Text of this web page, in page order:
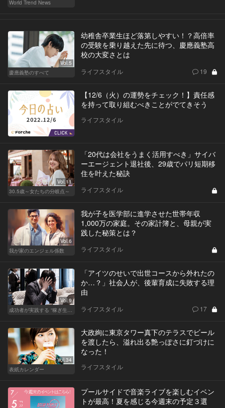
World Trend News
Vol.5
慶應義塾のすべて
幼稚舎卒業生ほど落第しやすい！？高倍率
の受験を乗り越えた先に待つ、慶應義塾高
校の大変さとは
ライフスタイル 19
【12/6（火）の運勢をチェック！】責任感
を持って取り組むべきことがでてきそう
ライフスタイル
Vol.11
30.5歳～女たちの分岐点～
「20代は会社をうまく活用すべき」サイバ
ーエージェント退社後、29歳でパリ短期移
住を叶えた秘訣
ライフスタイル
Vol.6
我が家のエンジェル係数
我が子を医学部に進学させた世帯年収
1,000万の家庭。その家計簿と、母親が実
践した秘策とは？
ライフスタイル
Vol.9
成功者が実践する “稼ぎ生活”
「アイツのせいで出世コースから外れたの
か…？」社会人が、後輩育成に失敗する理
由
ライフスタイル 17
Vol.34
表紙カレンダー
大政絢に東京タワー真下のテラスでビール
を渡したら、溢れ出る艶っぽさに釘づけに
なった！
ライフスタイル
プールサイドで音楽ライブを楽しむイベン
トが最高！夏を感じる今週末の予定３選